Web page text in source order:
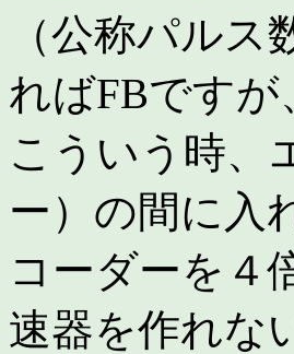
（公称パル
ればFBです
こういう時、
ー）の間に入
コーダーを４
速器を作れな